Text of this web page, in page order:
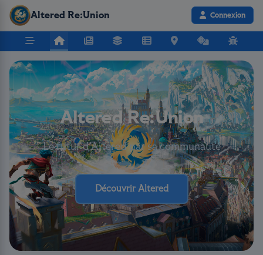
Altered Re:Union Connexion
Altered Re:Union
Le futur d’Altered par sa communauté
Découvrir Altered